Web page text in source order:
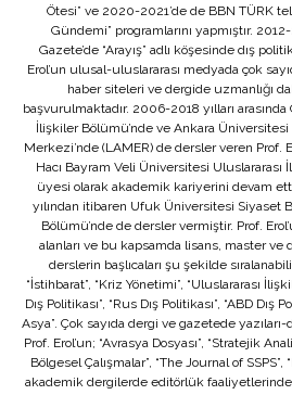
Ötesi” ve 2020-2021’de de BBN TÜRK
Gündemi” programlarını yapmıştır.
Gazete’de “Arayış” adlı köşesinde dış
Erol’un ulusal-uluslararası medyada çok
haber siteleri ve dergide uzmanlığı
başvurulmaktadır. 2006-2018 yılları
İlişkiler Bölümü’nde ve Ankara Üniversitesi
Merkezi’nde (LAMER) de dersler veren Prof.
Hacı Bayram Veli Üniversitesi Uluslararası
üyesi olarak akademik kariyerini devam
yılından itibaren Ufuk Üniversitesi Siyaset
Bölümü’nde de dersler vermiştir. Prof.
alanları ve bu kapsamda lisans, master
derslerin başlıcaları şu şekilde
“İstihbarat”, “Kriz Yönetimi”, “Uluslararası
Dış Politikası”, “Rus Dış Politikası”, “ABD Dış
Asya”. Çok sayıda dergi ve gazetede
Prof. Erol’un; “Avrasya Dosyası”, “Stratejik
Bölgesel Çalışmalar”, “The Journal of SSPS”,
akademik dergilerde editörlük faaliyetlerinde